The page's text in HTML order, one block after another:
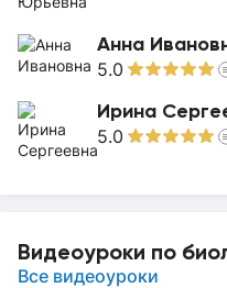
Анна
5.0
Ирина
5.0
Видеоуроки по
Все видеоуроки